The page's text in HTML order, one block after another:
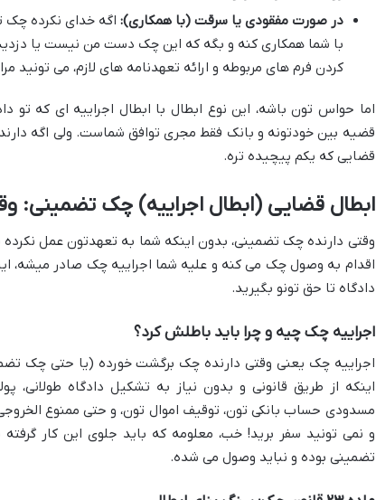
در صورت مفقودی یا سرقت (با همکاری): اگه خدای نکرده
با شما همکاری کنه و بگه که این چک دست من نیست یا
کردن فرم های مربوطه و ارائه تعهدنامه های لازم، می تونید
اما حواس تون باشه، این نوع ابطال با ابطال اجراییه ای که تو
قضیه بین خودتونه و بانک فقط مجری توافق شماست. ولی اگه
قضایی که یکم پیچیده تره.
ابطال قضایی (ابطال اجراییه) چک تضمینی:
وقتی دارنده چک تضمینی، بدون اینکه شما به تعهدتون عمل نکرده
اقدام به وصول چک می کنه و علیه شما اجراییه چک صادر میشه،
دادگاه تا حق تونو بگیرید.
اجراییه چک چیه و چرا باید باطلش کرد؟
اجراییه چک یعنی وقتی دارنده چک برگشت خورده (یا حتی چک
اینکه از طریق قانونی و بدون نیاز به تشکیل دادگاه طولانی،
مسدودی حساب بانکی تون، توقیف اموال تون، و حتی ممنوع
و نمی تونید سفر برید! خب، معلومه که باید جلوی این کار
تضمینی بوده و نباید وصول می شده.